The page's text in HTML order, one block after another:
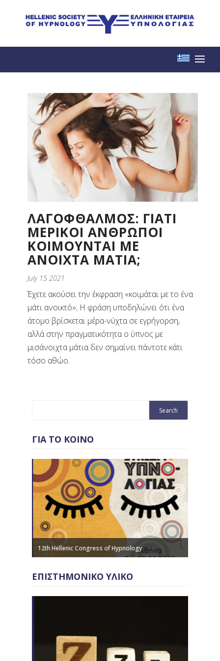
ΛΑΓΟΦΘΑΛΜΟΣ: ΓΙΑΤΙ
ΜΕΡΙΚΟΙ ΑΝΘΡΩΠΟΙ
ΚΟΙΜΟΥΝΤΑΙ ΜΕ
ΑΝΟΙΧΤΑ ΜΑΤΙΑ;
July 15 2021
Έχετε ακούσει την έκφραση «κοιμάται με το ένα
μάτι ανοικτό»; Η φράση υποδηλώνει ότι ένα
άτομο βρίσκεται μέρα-νύχτα σε εγρήγορση,
αλλά στην πραγματικότητα ο ύπνος με
μισάνοιχτα μάτια δεν σημαίνει πάντοτε κάτι
τόσο αθώο.
ΓΙΑ ΤΟ ΚΟΙΝΟ
12th Hellenic Congress of Hypnology
ΕΠΙΣΤΗΜΟΝΙΚΟ ΥΛΙΚΟ